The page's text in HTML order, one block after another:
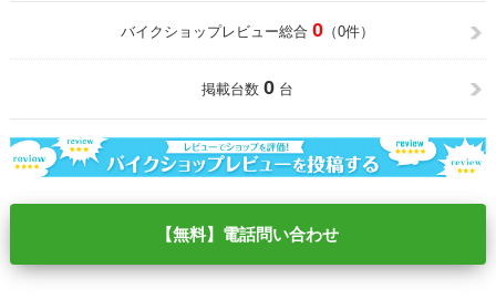
バイクショップレビュー総合 0 （0件）
掲載台数 0 台
【無料】電話問い合わせ